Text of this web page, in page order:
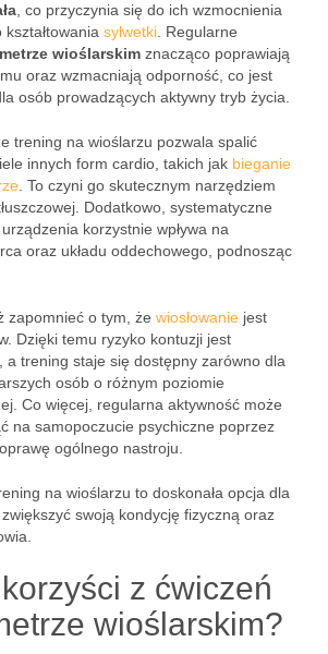
, co przyczynia się do ich wzmocnienia
sylwetki . Regularne
wioślarskim znacząco poprawiają
oraz wzmacniają odporność, co jest
osób prowadzących aktywny tryb życia.
trening na wioślarzu pozwala spalić
innych form cardio, takich jak bieganie
. To czyni go skutecznym narzędziem
Dodatkowo, systematyczne
korzystnie wpływa na
oraz układu oddechowego, podnosząc
zapomnieć o tym, że wiosłowanie jest
Dzięki temu ryzyko kontuzji jest
a trening staje się dostępny zarówno dla
osób o różnym poziomie
Co więcej, regularna aktywność może
na samopoczucie psychiczne poprzez
ogólnego nastroju.
na wioślarzu to doskonała opcja dla
swoją kondycję fizyczną oraz
z ćwiczeń
wioślarskim?